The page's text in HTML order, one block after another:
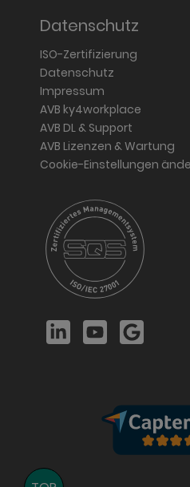
Datenschutz
ISO-Zertifizierung
Datenschutz
Impressum
AVB ky4workplace
AVB DL & Support
AVB Lizenzen & Wartung
Cookie-Einstellungen
LinkedInYouTubeGoogle